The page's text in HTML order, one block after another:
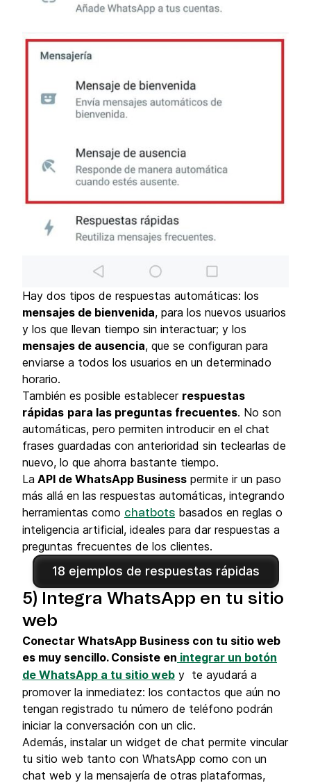
Hay dos tipos de respuestas automáticas: los
mensajes de bienvenida, para los nuevos usuarios
y los que llevan tiempo sin interactuar; y los
mensajes de ausencia, que se configuran para
enviarse a todos los usuarios en un determinado
horario.
También es posible establecer respuestas
rápidas para las preguntas frecuentes. No son
automáticas, pero permiten introducir en el chat
frases guardadas con anterioridad sin teclearlas de
nuevo, lo que ahorra bastante tiempo.
La API de WhatsApp Business permite ir un paso
más allá en las respuestas automáticas, integrando
herramientas como chatbots basados en reglas o
inteligencia artificial, ideales para dar respuestas a
preguntas frecuentes de los clientes.
18 ejemplos de respuestas rápidas
5) Integra WhatsApp en tu sitio
web
Conectar WhatsApp Business con tu sitio web
es muy sencillo. Consiste en integrar un botón
de WhatsApp a tu sitio web y te ayudará a
promover la inmediatez: los contactos que aún no
tengan registrado tu número de teléfono podrán
iniciar la conversación con un clic.
Además, instalar un widget de chat permite vincular
tu sitio web tanto con WhatsApp como con un
chat web y la mensajería de otras plataformas,